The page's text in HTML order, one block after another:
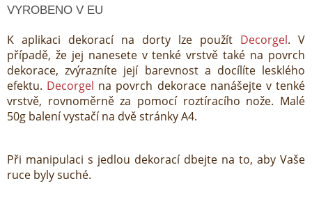
VYROBENO V EU
K aplikaci dekorací na dorty lze použít Decorgel. V
případě, že jej nanesete v tenké vrstvě také na povrch
dekorace, zvýrazníte její barevnost a docílíte lesklého
efektu. Decorgel na povrch dekorace nanášejte v tenké
vrstvě, rovnoměrně za pomocí roztíracího nože. Malé
50g balení vystačí na dvě stránky A4.
Při manipulaci s jedlou dekorací dbejte na to, aby Vaše
ruce byly suché.